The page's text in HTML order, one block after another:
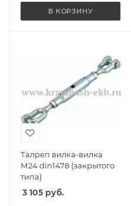
В КОРЗИНУ
Талреп вилка-вилка
М24 din1478 (закрытого
типа)
3 105 руб.